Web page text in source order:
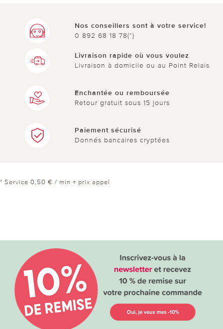
Nos conseillers sont à votre service!
0 892 68 18 78(*)
Livraison rapide où vous voulez
Livraison à domicile ou au Point Relais
Enchantée ou remboursée
Retour gratuit sous 15 jours
Paiement sécurisé
Donnés bancaires cryptées
* Service 0,50 € / min + prix appel